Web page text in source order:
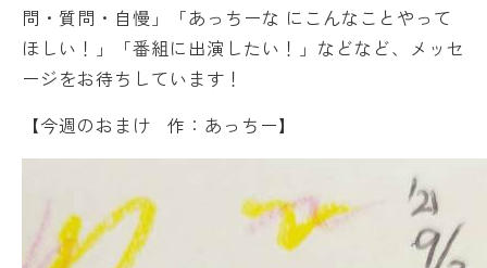
問・質問・自慢」「あっちーな にこんなことやって
ほしい！」「番組に出演したい！」などなど、メッセ
ージをお待ちしています！
【今週のおまけ 作：あっちー】